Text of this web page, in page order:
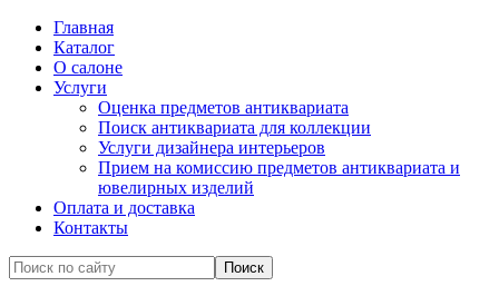
Главная
Каталог
О салоне
Услуги
Оценка предметов антиквариата
Поиск антиквариата для коллекции
Услуги дизайнера интерьеров
Прием на комиссию предметов антиквариата и
ювелирных изделий
Оплата и доставка
Контакты